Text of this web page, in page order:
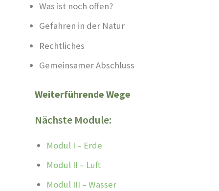
Was ist noch offen?
Gefahren in der Natur
Rechtliches
Gemeinsamer Abschluss
Weiterführende Wege
Nächste Module:
Modul I – Erde
Modul II – Luft
Modul III – Wasser